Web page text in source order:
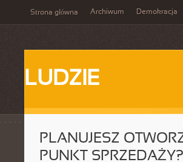
Strona główna Archiwum Demokracja
LUDZIE
PLANUJESZ
PUNKT